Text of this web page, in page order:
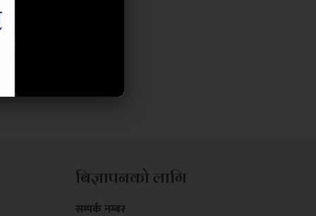
बिज्ञापनको लागि
सम्पर्क नम्बर